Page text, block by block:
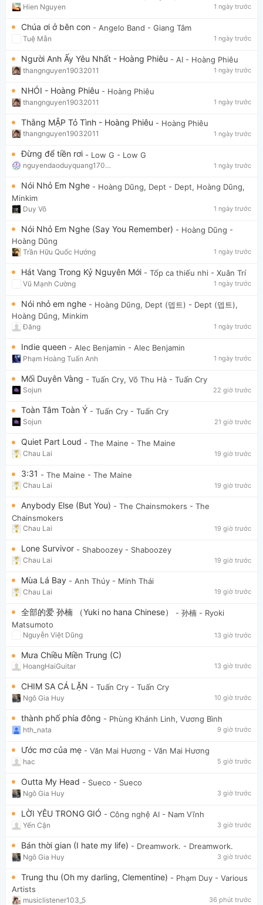
Hien Nguyen 1 ngày trước
Chúa ơi ở bên con - Angelo Band - Giang Tâm
Tuệ Mẫn 1 ngày trước
Người Anh Ấy Yêu Nhất - Hoàng Phiêu - AI - Hoàng Phiêu
thangnguyen19032011 1 ngày trước
NHÓI - Hoàng Phiêu - Hoàng Phiêu
thangnguyen19032011 1 ngày trước
Thằng MẬP Tỏ Tình - Hoàng Phiêu - Hoàng Phiêu
thangnguyen19032011 1 ngày trước
Đừng để tiền rơi - Low G - Low G
nguyendaoduyquang17021 1 ngày trước
Nói Nhỏ Em Nghe - Hoàng Dũng, Dept - Dept, Hoàng Dũng,
Minkim
Duy Võ 1 ngày trước
Nói Nhỏ Em Nghe (Say You Remember) - Hoàng Dũng -
Hoàng Dũng
Trần Hữu Quốc Hướng 1 ngày trước
Hát Vang Trong Kỷ Nguyên Mới - Tốp ca thiếu nhi - Xuân Trí
Vũ Mạnh Cường 1 ngày trước
Nói nhỏ em nghe - Hoàng Dũng, Dept (뎁트) - Dept (뎁트),
Hoàng Dũng, Minkim
Đăng 1 ngày trước
Indie queen - Alec Benjamin - Alec Benjamin
Phạm Hoàng Tuấn Anh 1 ngày trước
Mối Duyên Vàng - Tuấn Cry, Võ Thu Hà - Tuấn Cry
Sojun 22 giờ trước
Toàn Tâm Toàn Ý - Tuấn Cry - Tuấn Cry
Sojun 21 giờ trước
Quiet Part Loud - The Maine - The Maine
Chau Lai 19 giờ trước
3:31 - The Maine - The Maine
Chau Lai 19 giờ trước
Anybody Else (But You) - The Chainsmokers - The
Chainsmokers
Chau Lai 19 giờ trước
Lone Survivor - Shaboozey - Shaboozey
Chau Lai 19 giờ trước
Mùa Lá Bay - Anh Thúy - Minh Thái
Chau Lai 19 giờ trước
全部的爱 孙楠 （Yuki no hana Chinese） - 孙楠 - Ryoki
Matsumoto
Nguyễn Việt Dũng 13 giờ trước
Mưa Chiều Miền Trung (C)
HoangHaiGuitar 13 giờ trước
CHIM SA CÁ LẶN - Tuấn Cry - Tuấn Cry
Ngô Gia Huy 10 giờ trước
thành phố phía đông - Phùng Khánh Linh, Vương Bình
hth_nata 9 giờ trước
Ước mơ của mẹ - Văn Mai Hương - Văn Mai Hương
hac 5 giờ trước
Outta My Head - Sueco - Sueco
Ngô Gia Huy 3 giờ trước
LỜI YÊU TRONG GIÓ - Công nghệ AI - Nam Vĩnh
Yến Cận 3 giờ trước
Bán thời gian (I hate my life) - Dreamwork. - Dreamwork.
Ngô Gia Huy 3 giờ trước
Trung thu (Oh my darling, Clementine) - Phạm Duy - Various
Artists
musiclistener103_5 36 phút trước